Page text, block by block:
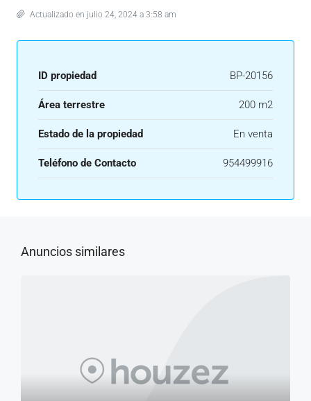
Actualizado en julio 24, 2024 a 3:58 am
ID propiedad BP-20156
Área terrestre 200 m2
Estado de la propiedad En venta
Teléfono de Contacto 954499916
Anuncios similares